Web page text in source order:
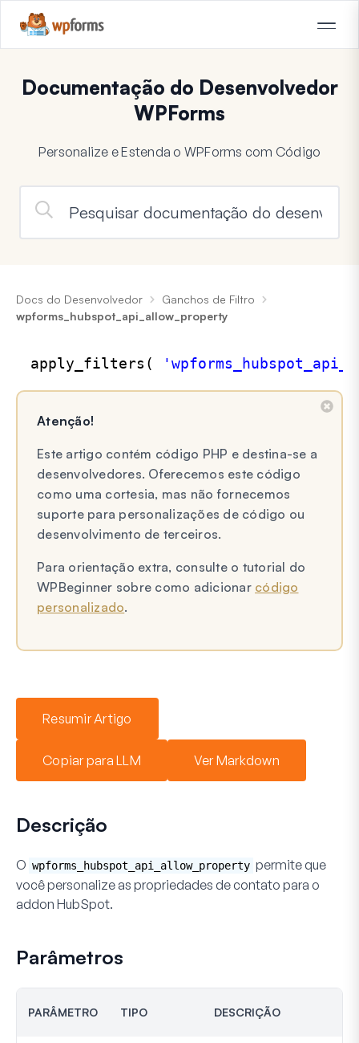
Documentação do Desenvolvedor
WPForms
Personalize e Estenda o WPForms com Código
Docs do Desenvolvedor
Ganchos de Filtro
wpforms_hubspot_api_allow_property
apply_filters(
Atenção!
Este artigo contém código PHP e destina-se a
desenvolvedores. Oferecemos este código
como uma cortesia, mas não fornecemos
suporte para personalizações de código ou
desenvolvimento de terceiros.
Para orientação extra, consulte o tutorial do
WPBeginner sobre como adicionar código
personalizado.
Resumir Artigo
Copiar para LLM Ver Markdown
Descrição
O wpforms_hubspot_api_allow_property permite que
você personalize as propriedades de contato para o
addon HubSpot.
Parâmetros
PARÂMETRO TIPO DESCRIÇÃO